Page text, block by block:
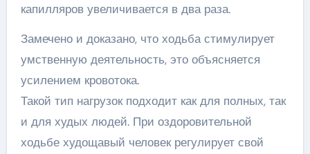
капилляров увеличивается в два раза.
Замечено и доказано, что ходьба стимулирует
умственную деятельность, это объясняется
усилением кровотока.
Такой тип нагрузок подходит как для полных, так
и для худых людей. При оздоровительной
ходьбе худощавый человек регулирует свой